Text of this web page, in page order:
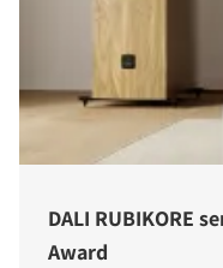
DALI RUBIKORE
Award